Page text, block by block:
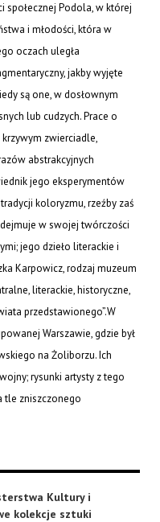
Podola, w której
i młodości, która w
oczach uległa
jakby wyjęte
są one, w dosłownym
lub cudzych. Prace o
zwierciadle,
abstrakcyjnych
jego eksperymentów
koloryzmu, rzeźby zaś
w swojej twórczości
jego dzieło literackie i
Karpowicz, rodzaj muzeum
literackie, historyczne,
przedstawionego”.W
Warszawie, gdzie był
na Żoliborzu. Ich
rysunki artysty z tego
tle zniszczonego
Kultury i
kolekcje sztuki